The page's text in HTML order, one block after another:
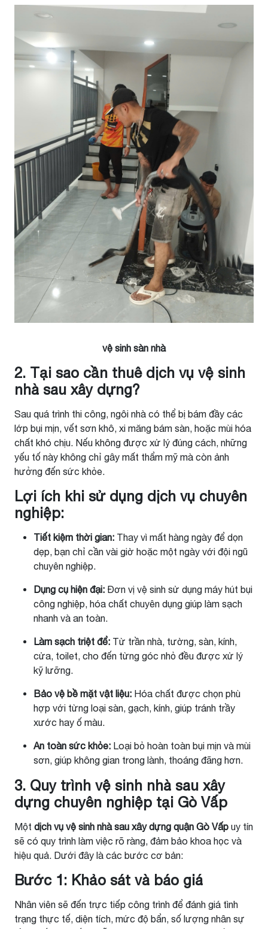
vệ sinh sàn nhà
2. Tại sao cần thuê dịch vụ vệ sinh
nhà sau xây dựng?
Sau quá trình thi công, ngôi nhà có thể bị bám đầy các
lớp bụi mịn, vết sơn khô, xi măng bám sàn, hoặc mùi hóa
chất khó chịu. Nếu không được xử lý đúng cách, những
yếu tố này không chỉ gây mất thẩm mỹ mà còn ảnh
hưởng đến sức khỏe.
Lợi ích khi sử dụng dịch vụ chuyên
nghiệp:
Tiết kiệm thời gian: Thay vì mất hàng ngày để dọn
dẹp, bạn chỉ cần vài giờ hoặc một ngày với đội ngũ
chuyên nghiệp.
Dụng cụ hiện đại: Đơn vị vệ sinh sử dụng máy hút bụi
công nghiệp, hóa chất chuyên dụng giúp làm sạch
nhanh và an toàn.
Làm sạch triệt để: Từ trần nhà, tường, sàn, kính,
cửa, toilet, cho đến từng góc nhỏ đều được xử lý
kỹ lưỡng.
Bảo vệ bề mặt vật liệu: Hóa chất được chọn phù
hợp với từng loại sàn, gạch, kính, giúp tránh trầy
xước hay ố màu.
An toàn sức khỏe: Loại bỏ hoàn toàn bụi mịn và mùi
sơn, giúp không gian trong lành, thoáng đãng hơn.
3. Quy trình vệ sinh nhà sau xây
dựng chuyên nghiệp tại Gò Vấp
Một dịch vụ vệ sinh nhà sau xây dựng quận Gò Vấp uy tín
sẽ có quy trình làm việc rõ ràng, đảm bảo khoa học và
hiệu quả. Dưới đây là các bước cơ bản:
Bước 1: Khảo sát và báo giá
Nhân viên sẽ đến trực tiếp công trình để đánh giá tình
trạng thực tế, diện tích, mức độ bẩn, số lượng nhân sự